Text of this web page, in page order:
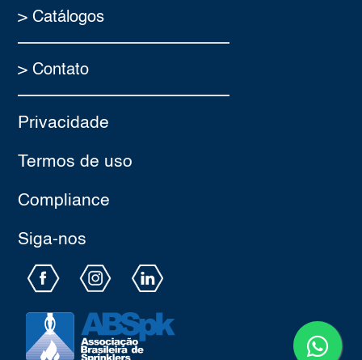
> Catálogos
> Contato
Privacidade
Termos de uso
Compliance
Siga-nos​